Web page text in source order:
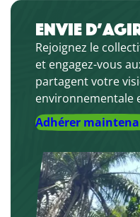
ENVIE
Rejoignez le
et engagez-vous
partagent votre
environnementale
Adhérer